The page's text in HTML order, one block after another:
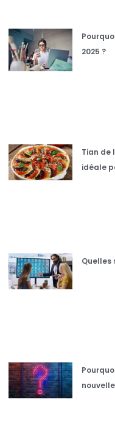
2025 ?
Tian de
idéale
Quelles